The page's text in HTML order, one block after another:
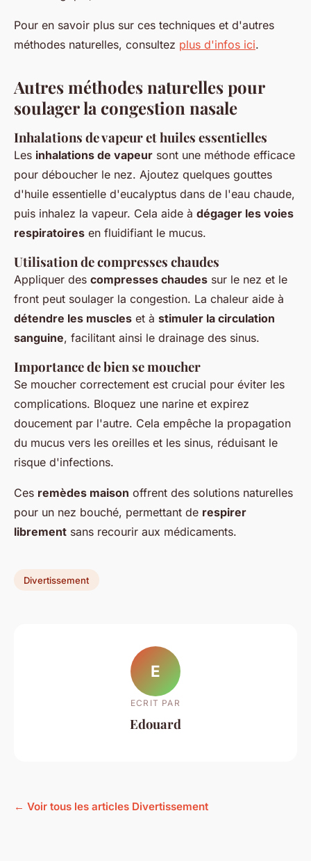
Pour en savoir plus sur ces techniques et d'autres
méthodes naturelles, consultez plus d'infos ici.
Autres méthodes naturelles pour
soulager la congestion nasale
Inhalations de vapeur et huiles essentielles
Les inhalations de vapeur sont une méthode efficace
pour déboucher le nez. Ajoutez quelques gouttes
d'huile essentielle d'eucalyptus dans de l'eau chaude,
puis inhalez la vapeur. Cela aide à dégager les voies
respiratoires en fluidifiant le mucus.
Utilisation de compresses chaudes
Appliquer des compresses chaudes sur le nez et le
front peut soulager la congestion. La chaleur aide à
détendre les muscles et à stimuler la circulation
sanguine, facilitant ainsi le drainage des sinus.
Importance de bien se moucher
Se moucher correctement est crucial pour éviter les
complications. Bloquez une narine et expirez
doucement par l'autre. Cela empêche la propagation
du mucus vers les oreilles et les sinus, réduisant le
risque d'infections.
Ces remèdes maison offrent des solutions naturelles
pour un nez bouché, permettant de respirer
librement sans recourir aux médicaments.
Divertissement
E
ECRIT PAR
Edouard
← Voir tous les articles Divertissement